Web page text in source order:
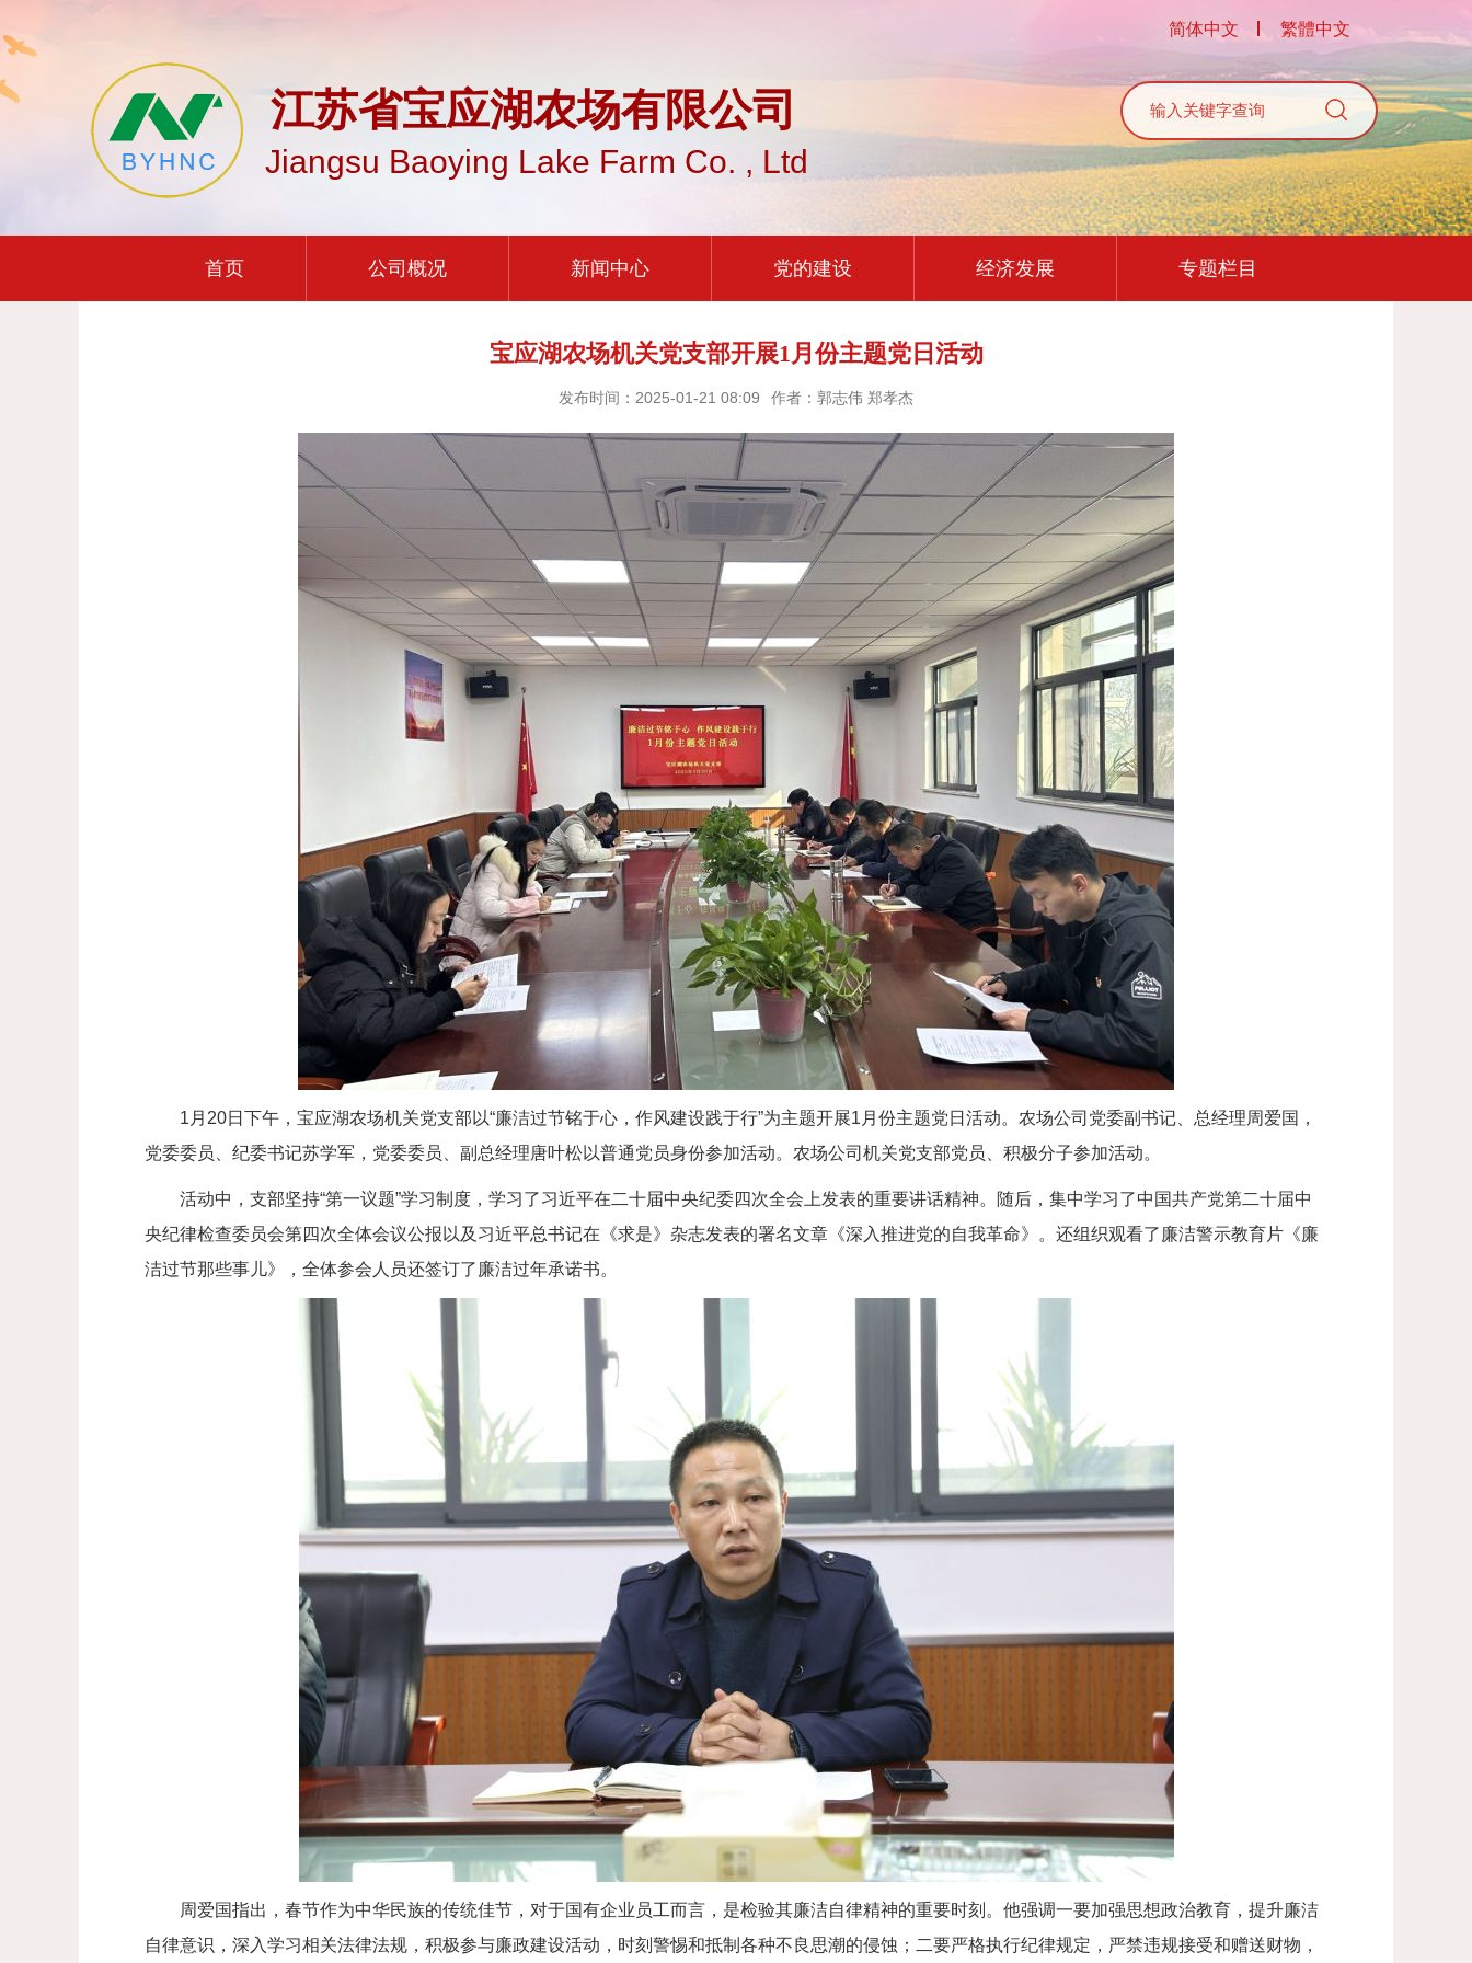
江苏省宝应湖农场有限公司
Jiangsu Baoying Lake Farm Co. , Ltd
简体中文 繁體中文
首页 公司概况 新闻中心 党的建设 经济发展 专题栏目
宝应湖农场机关党支部开展1月份主题党日活动
发布时间：2025-01-21 08:09 作者：郭志伟 郑孝杰
1月20日下午，宝应湖农场机关党支部以“廉洁过节铭于心，作风建设践于行”为主题开展1月份主题党日活动。农场公司党委副书记、总经理周爱国，
党委委员、纪委书记苏学军，党委委员、副总经理唐叶松以普通党员身份参加活动。农场公司机关党支部党员、积极分子参加活动。
活动中，支部坚持“第一议题”学习制度，学习了习近平在二十届中央纪委四次全会上发表的重要讲话精神。随后，集中学习了中国共产党第二十届中
央纪律检查委员会第四次全体会议公报以及习近平总书记在《求是》杂志发表的署名文章《深入推进党的自我革命》。还组织观看了廉洁警示教育片《廉
洁过节那些事儿》，全体参会人员还签订了廉洁过年承诺书。
周爱国指出，春节作为中华民族的传统佳节，对于国有企业员工而言，是检验其廉洁自律精神的重要时刻。他强调一要加强思想政治教育，提升廉洁
自律意识，深入学习相关法律法规，积极参与廉政建设活动，时刻警惕和抵制各种不良思潮的侵蚀；二要严格执行纪律规定，严禁违规接受和赠送财物，